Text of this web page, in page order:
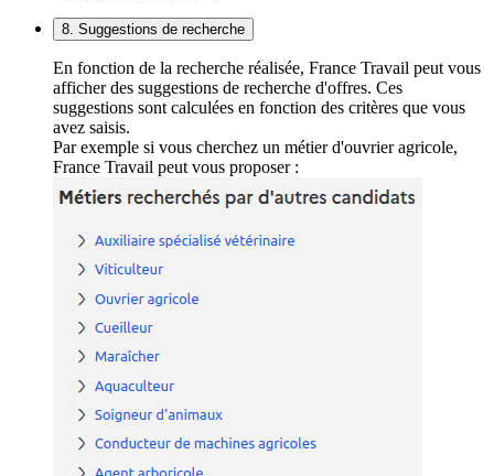
8. Suggestions de recherche
En fonction de la recherche réalisée, France Travail peut vous
afficher des suggestions de recherche d'offres. Ces
suggestions sont calculées en fonction des critères que vous
avez saisis.
Par exemple si vous cherchez un métier d'ouvrier agricole,
France Travail peut vous proposer :